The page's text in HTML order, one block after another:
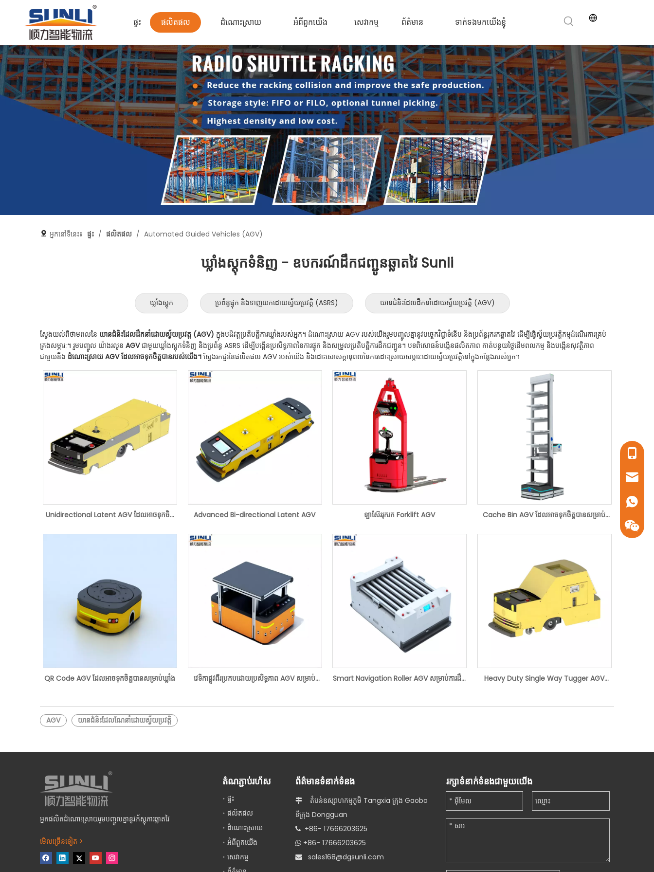
ផ្ទះ ផលិតផល ដំណោះស្រាយ អំពីពួកយើង សេវាកម្ម ព័ត៌មាន ទាក់ទងមកយើងខ្ញុំ
អ្នកនៅទីនេះ៖ ផ្ទះ / ផលិតផល / Automated Guided Vehicles (AGV)
ឃ្លាំងស្តុកទំនិញ - ឧបករណ៍ដឹកជញ្ជូនឆ្លាតវៃ Sunli
ឃ្លាំងស្តុក ប្រព័ន្ធផ្ទុក និងទាញយកដោយស្វ័យប្រវត្តិ (ASRS) យានជំនិះដែលដឹកនាំដោយស្វ័យប្រវត្តិ (AGV)
ស្វែងយល់ពីថាមពលនៃ យានជំនិះដែលដឹកនាំដោយស្វ័យប្រវត្ត (AGV) ក្នុងបដិវត្តប្រតិបត្តិការឃ្លាំងរបស់អ្នក។ ដំណោះស្រាយ AGV របស់យើងរួមបញ្ចូលគ្នានូវបច្ចេកវិជ្ជាទំនើប និងប្រព័ន្ធរុករកឆ្លាតវៃ ដើម្បីធ្វើស្វ័យប្រវត្តិកម្មដំណើរការគ្រប់
គ្រងសម្ភារៈ។ រួមបញ្ចូល យ៉ាងរលូន AGVជាមួយឃ្លាំងស្តុកទំនិញ និងប្រព័ន្ធ ASRS ដើម្បីបង្កើនប្រសិទ្ធភាពនៃការផ្ទុក និងសម្រួលប្រតិបត្តិការដឹកជញ្ជូន។ បទពិសោធន៍បង្កើនផលិតភាព កាត់បន្ថយថ្លៃដើមពលកម្ម និងបង្កើនសុវត្ថិភាព
ជាមួយនឹង ដំណោះស្រាយ AGV ដែលអាចទុកចិត្តបានរបស់យើង។ ស្វែងរកជួរនៃផលិតផល AGV របស់យើង និងដោះសោសក្តានុពលនៃការដោះស្រាយសម្ភារៈដោយស្វ័យប្រវត្តិនៅក្នុងកន្លែងរបស់អ្នក។
Unidirectional Latent AGV ដែលអាចទុកចិត្ត
Advanced Bi-directional Latent AGV ឡាស៊ែររុករក Forklift AGV
Cache Bin AGV ដែលអាចទុកចិត្តបានសម្រាប់
QR Code AGV ដែលអាចទុកចិត្តបានសម្រាប់ឃ្លាំង
វេទិកាផ្លូវពីរប្រកបដោយប្រសិទ្ធភាព AGV សម្រាប់
Smart Navigation Roller AGV សម្រាប់ការដឹក
Heavy Duty Single Way Tugger AGV
AGV យានជំនិះដែលណែនាំដោយស្វ័យប្រវត្តិ
អ្នកផលិតដំណោះស្រាយរួមបញ្ចូលគ្នានូវភ័ស្តុភារឆ្លាតវៃ
មើលច្រើនទៀត >
តំណភ្ជាប់រហ័ស
ផ្ទះ
ផលិតផល
ដំណោះស្រាយ
អំពីពួកយើង
សេវាកម្ម
ព័ត៌មានទំនាក់ទំនង

តំបន់ឧស្សាហកម្មភូមិ Tangxia ក្រុង Gaobo
ទីក្រុង Dongguan
 +86- 17666203625
+86- 17666203625
 sales168@dgsunli.com
+86-
+86-
រក្សាទំនាក់ទំនងជាមួយយើង